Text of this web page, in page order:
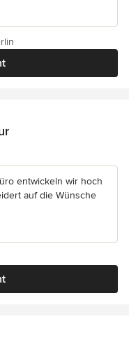
Sternen
entwickeln wir hoch
auf die Wünsche